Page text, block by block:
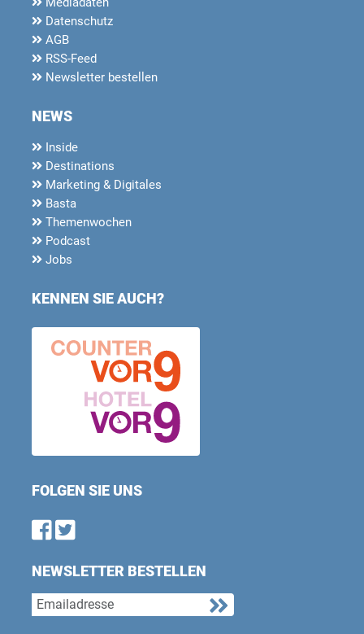
Datenschutz
AGB
RSS-Feed
Newsletter bestellen
NEWS
Inside
Destinations
Marketing & Digitales
Basta
Themenwochen
Podcast
Jobs
KENNEN SIE AUCH?
FOLGEN SIE UNS
Find us on Facebook
Follow us on Twitter
NEWSLETTER BESTELLEN